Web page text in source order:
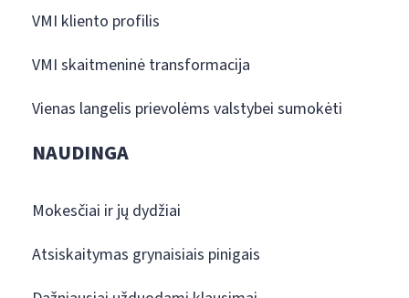
VMI kliento profilis
VMI skaitmeninė transformacija
Vienas langelis prievolėms valstybei sumokėti
NAUDINGA
Mokesčiai ir jų dydžiai
Atsiskaitymas grynaisiais pinigais